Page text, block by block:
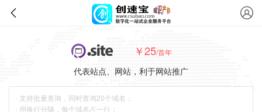
￥25/首年
代表站点、网站，利于网站推广